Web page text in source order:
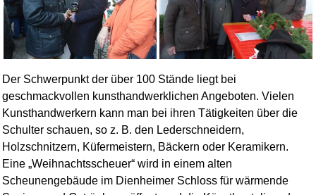
Der Schwerpunkt der über 100 Stände liegt bei
geschmackvollen kunsthandwerklichen Angeboten. Vielen
Kunsthandwerkern kann man bei ihren Tätigkeiten über die
Schulter schauen, so z. B. den Lederschneidern,
Holzschnitzern, Küfermeistern, Bäckern oder Keramikern.
Eine Weihnachtsscheuer wird in einem alten
Scheunengebäude im Dienheimer Schloss für wärmende